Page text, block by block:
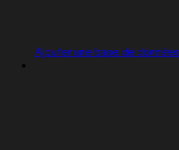
Ajouter une base de données